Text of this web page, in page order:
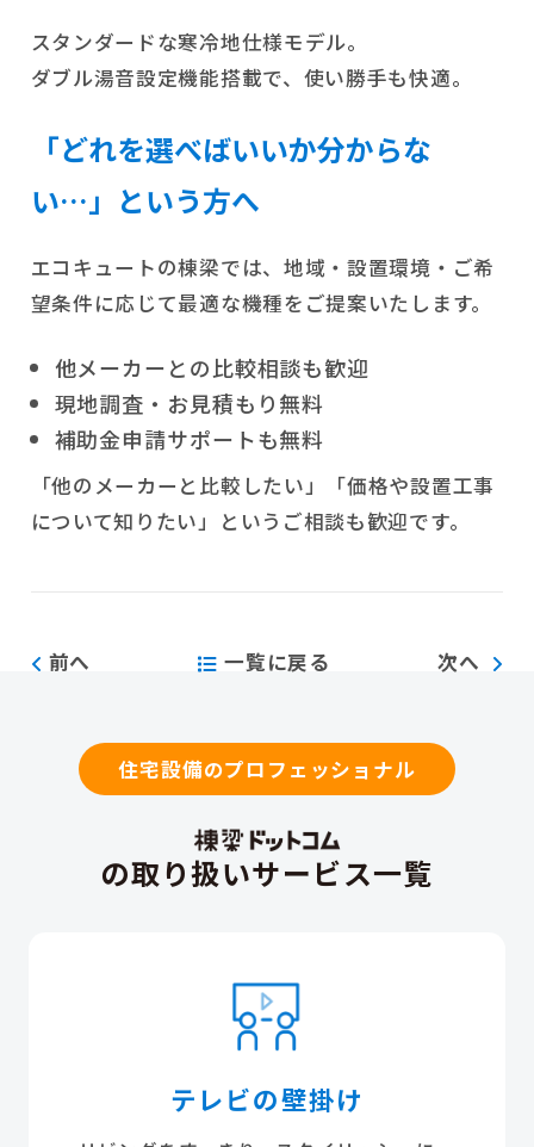
スタンダードな寒冷地仕様モデル。
ダブル湯音設定機能搭載で、使い勝手も快適。
「どれを選べばいいか分からな
い…」という方へ
エコキュートの棟梁では、地域・設置環境・ご希
望条件に応じて最適な機種をご提案いたします。
他メーカーとの比較相談も歓迎
現地調査・お見積もり無料
補助金申請サポートも無料
「他のメーカーと比較したい」「価格や設置工事
について知りたい」というご相談も歓迎です。
前へ 一覧に戻る 次へ
住宅設備のプロフェッショナル
の取り扱いサービス一覧
テレビの壁掛け